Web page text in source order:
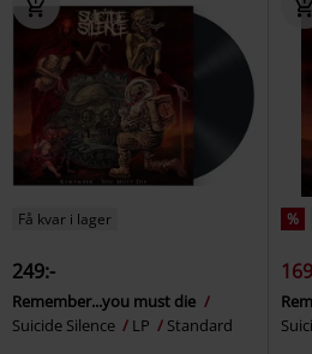
Få kvar i lager
249:-
Remember...you must die
Suicide Silence
LP Standard
%